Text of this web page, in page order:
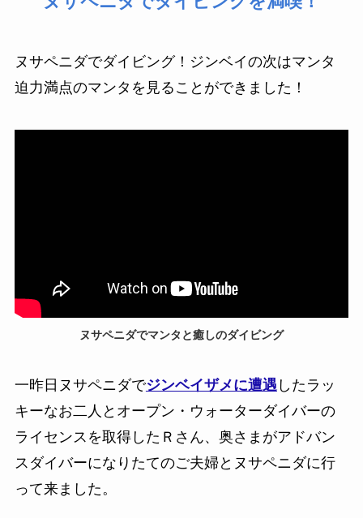
ヌサペニダでダイビング！ジンベイの次はマンタ
迫力満点のマンタを見ることができました！
ヌサペニダでマンタと癒しのダイビング
一昨日ヌサペニダでジンベイザメに遭遇 したラッ
キーなお二人とオープン・ウォーターダイバーの
ライセンスを取得したＲさん、奥さまがアドバン
スダイバーになりたてのご夫婦とヌサペニダに行
って来ました。